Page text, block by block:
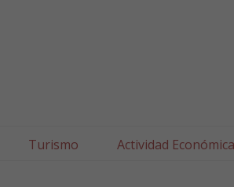
Turismo Actividad Económica